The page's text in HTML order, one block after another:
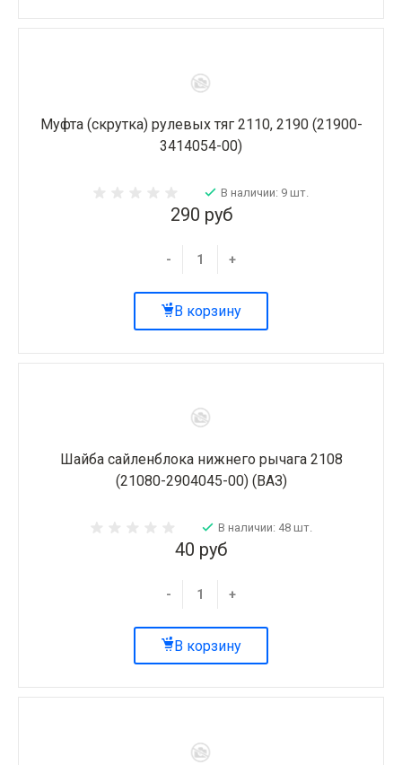
Муфта (скрутка) рулевых тяг 2110, 2190 (21900-
3414054-00)
В наличии: 9 шт.
290 руб
- +
В корзину
Шайба сайленблока нижнего рычага 2108
(21080-2904045-00) (ВАЗ)
В наличии: 48 шт.
40 руб
- +
В корзину